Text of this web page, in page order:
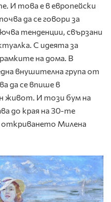
И това е в европейски
да се говори за
тенденции, свързани
С идеята за
на дома. В
внушителна група от
да се впише в
живот. И този бум на
до края на 30-те
откриването Милена